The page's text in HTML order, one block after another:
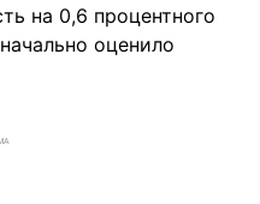
на 0,6 процентного
оценило